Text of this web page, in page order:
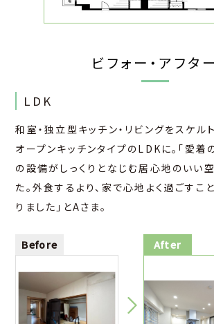
ビフォー・アフター
LDK
和室・独立型キッチン・リビングをスケル
オープンキッチンタイプのLDKに。「愛
の設備がしっくりとなじむ居心地のいい
た。外食するより、家で心地よく過ごすこ
りました」とAさま。